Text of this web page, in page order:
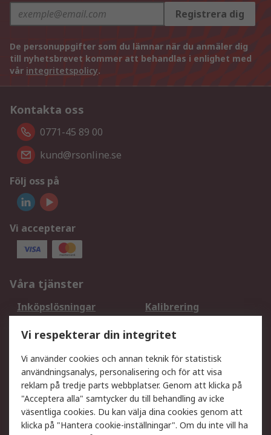
Registrera dig
De personuppgifter som du lämnar när du anmäler dig
till nyhetsbrevet kommer att behandlas i enlighet med
vår integritetspolicy.
Kontakta oss
0771-45 89 00
kund@rsonline.se
Följ oss på
Vi accepterar
Våra tjänster
Inköpslösningar
Kalibrering
DesignSpark
Teknisk Support
Ditt lokala säljteam
Exportlösningar
Support
Få hjälp
Retur av varor
Leverans
Spåra din order
Vi respekterar din integritet
Vi använder cookies och annan teknik för statistisk
användningsanalys, personalisering och för att visa
reklam på tredje parts webbplatser. Genom att klicka på
"Acceptera alla" samtycker du till behandling av icke
väsentliga cookies. Du kan välja dina cookies genom att
klicka på "Hantera cookie-inställningar". Om du inte vill ha